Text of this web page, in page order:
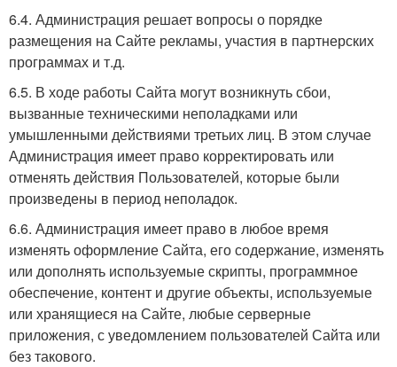
6.4. Администрация решает вопросы о порядке
размещения на Сайте рекламы, участия в партнерских
программах и т.д.
6.5. В ходе работы Сайта могут возникнуть сбои,
вызванные техническими неполадками или
умышленными действиями третьих лиц. В этом случае
Администрация имеет право корректировать или
отменять действия Пользователей, которые были
произведены в период неполадок.
6.6. Администрация имеет право в любое время
изменять оформление Сайта, его содержание, изменять
или дополнять используемые скрипты, программное
обеспечение, контент и другие объекты, используемые
или хранящиеся на Сайте, любые серверные
приложения, с уведомлением пользователей Сайта или
без такового.